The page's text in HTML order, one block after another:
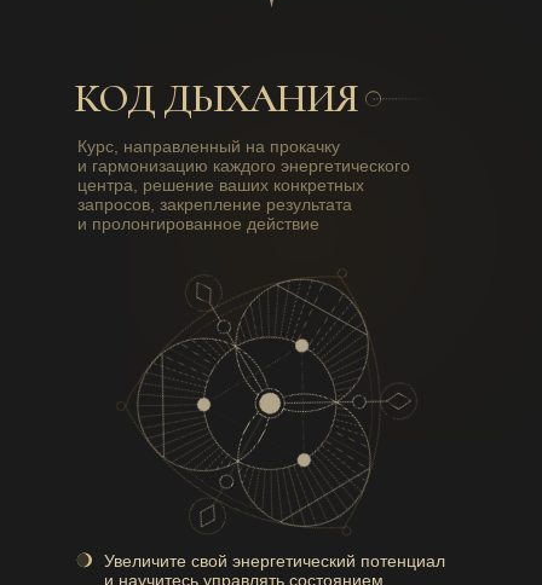
КОД ДЫХАНИЯ
Курс, направленный на прокачку
и гармонизацию каждого энергетического
центра, решение ваших конкретных
запросов, закрепление результата
и пролонгированное действие
Увеличите свой энергетический потенциал
и научитесь управлять состоянием